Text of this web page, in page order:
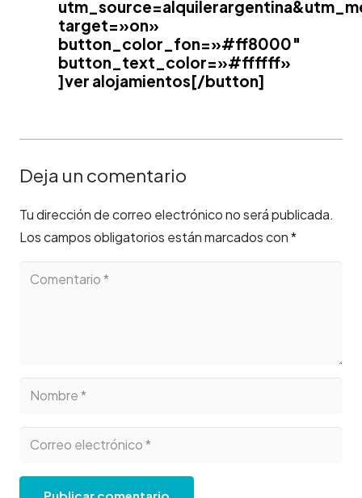
target=»on»
button_color_fon=»#ff8000″
button_text_color=»#ffffff»
]ver alojamientos[/button]
Deja un comentario
Tu dirección de correo electrónico no será publicada.
Los campos obligatorios están marcados con*
Publicar comentario